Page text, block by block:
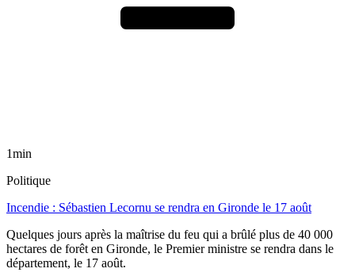
1min
Politique
Incendie : Sébastien Lecornu se rendra en Gironde le 17 août
Quelques jours après la maîtrise du feu qui a brûlé plus de 40 000
hectares de forêt en Gironde, le Premier ministre se rendra dans le
département, le 17 août.